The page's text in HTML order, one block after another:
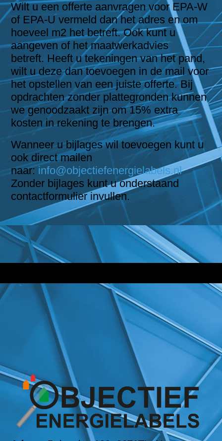
Wilt u een offerte aanvragen voor EPA-W
of EPA-U vermeld dan het adres en om
hoeveel m2 het betreft. Ook kunt u
aangeven of het maatwerkadvies
betreft. Heeft u tekeningen van het pand,
wilt u deze dan toevoegen in de mail voor
het opstellen van een juiste offerte.Bij
opdrachten zonder plattegronden kunnen
we genoodzaakt zijn om 15% extra
kosten in rekening te brengen.
Wanneer u bijlages wil toevoegen kunt u
ook direct mailen
naar:info@objectiefenergielabels.nl
Zonder bijlages kunt u onderstaand
contactformulier invullen.